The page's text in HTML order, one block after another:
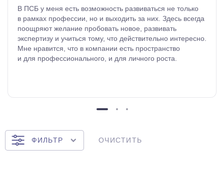
В ПСБ у меня есть возможность развиваться не только
в рамках профессии, но и выходить за них. Здесь всегда
поощряют желание пробовать новое, развивать
экспертизу и учиться тому, что действительно интересно.
Мне нравится, что в компании есть пространство
и для профессионального, и для личного роста.
ФИЛЬТР ОЧИСТИТЬ